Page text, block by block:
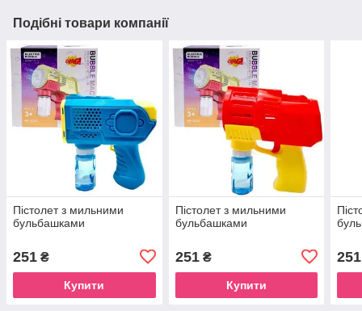
Подібні товари компанії
Пістолет з мильними
бульбашками
251 ₴
Купити
Пістолет з мильними
бульбашками
251₴
Купити
251